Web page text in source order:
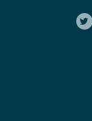
trabajo José